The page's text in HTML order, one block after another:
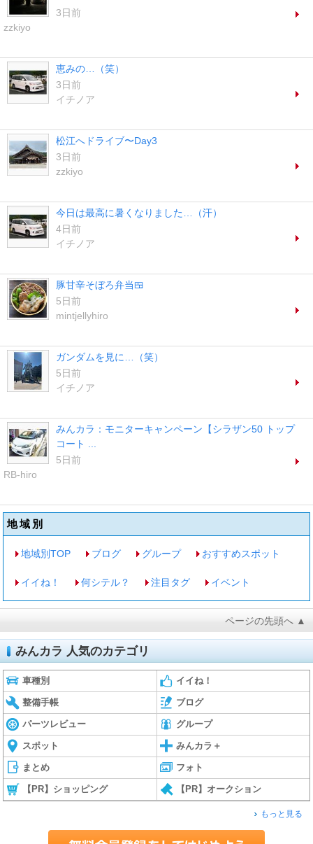
3日前
zzkiyo
恵みの…（笑）
3日前
イチノア
松江へドライブ〜Day3
3日前
zzkiyo
今日は最高に暑くなりました…（汗）
4日前
イチノア
豚甘辛そぼろ弁当🍱
5日前
mintjellyhiro
ガンダムを見に…（笑）
5日前
イチノア
みんカラ：モニターキャンペーン【シラザン50 トップ
コート ...
5日前
RB-hiro
地域別
地域別TOP ブログ グループ おすすめスポット
イイね！ 何シテル？ 注目タグ イベント
ページの先頭へ ▲
みんカラ 人気のカテゴリ
車種別 イイね！
整備手帳 ブログ
パーツレビュー グループ
スポット みんカラ＋
まとめ フォト
【PR】ショッピング 【PR】オークション
もっと見る